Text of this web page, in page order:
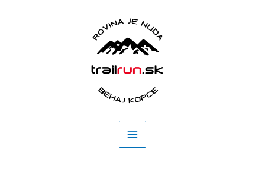
Hlavné
Menu